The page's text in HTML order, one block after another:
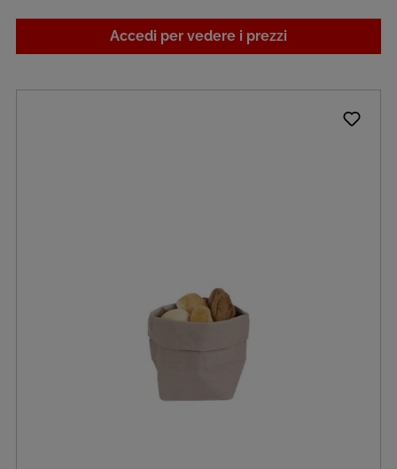
Accedi per vedere i prezzi